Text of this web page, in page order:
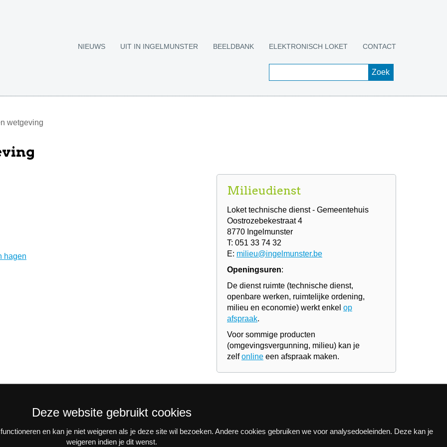
NIEUWS UIT IN INGELMUNSTER BEELDBANK ELEKTRONISCH LOKET CONTACT
wetgeving
hagen
Milieudienst
Loket technische dienst - Gemeentehuis
Oostrozebekestraat 4
8770 Ingelmunster
T: 051 33 74 32
E: milieu@ingelmunster.be
Openingsuren:
De dienst ruimte (technische dienst,
openbare werken, ruimtelijke ordening,
milieu en economie) werkt enkel op
afspraak.
Voor sommige producten
(omgevingsvergunning, milieu) kan je
zelfonline een afspraak maken.
Deze website gebruikt cookies
en kan je niet weigeren als je deze site wil bezoeken. Andere cookies gebruiken we voor analysedoeleinden. Deze kan je
weigeren indien je dit wenst.